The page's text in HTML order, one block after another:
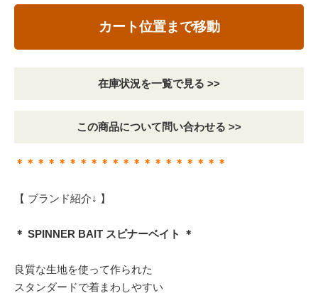
カート位置まで移動
在庫状況を一覧で見る >>
この商品について問い合わせる >>
＊＊＊＊＊＊＊＊＊＊＊＊＊＊＊＊＊＊＊＊
【 ブランド紹介↓ 】
＊ SPINNER BAIT スピナーベイト ＊
良質な生地を使って作られた
スタンダードで着まわしやすい